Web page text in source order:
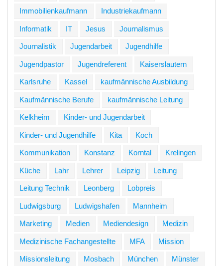
Immobilienkaufmann Industriekaufmann
Informatik IT Jesus Journalismus
Journalistik Jugendarbeit Jugendhilfe
Jugendpastor Jugendreferent Kaiserslautern
Karlsruhe Kassel kaufmännische Ausbildung
Kaufmännische Berufe kaufmännische Leitung
Kelkheim Kinder- und Jugendarbeit
Kinder- und Jugendhilfe Kita Koch
Kommunikation Konstanz Korntal Krelingen
Küche Lahr Lehrer Leipzig Leitung
Leitung Technik Leonberg Lobpreis
Ludwigsburg Ludwigshafen Mannheim
Marketing Medien Mediendesign Medizin
Medizinische Fachangestellte MFA Mission
Missionsleitung Mosbach München Münster